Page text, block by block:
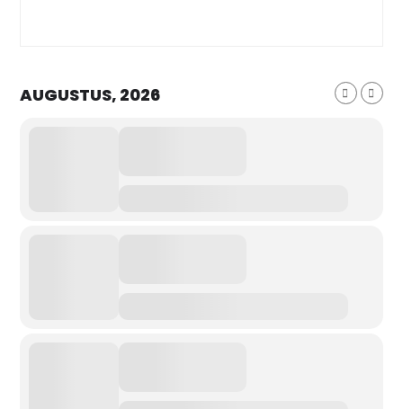
AUGUSTUS, 2026